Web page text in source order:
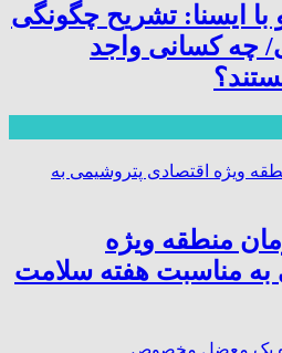
ایسنا: تشریح چگونگی
چه کسانی واجد
منطقه ویژه
به مناسبت هفته سلامت